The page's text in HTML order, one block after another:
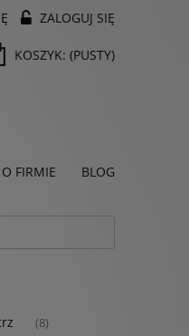
ZALOGUJ SIĘ
KOSZYK: (PUSTY)
O FIRMIE BLOG
(8)